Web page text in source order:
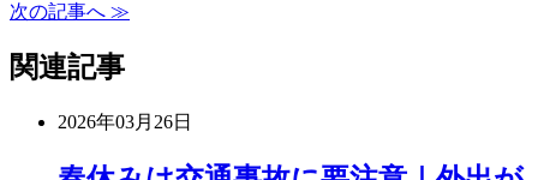
次の記事へ ≫
関連記事
2026年03月26日